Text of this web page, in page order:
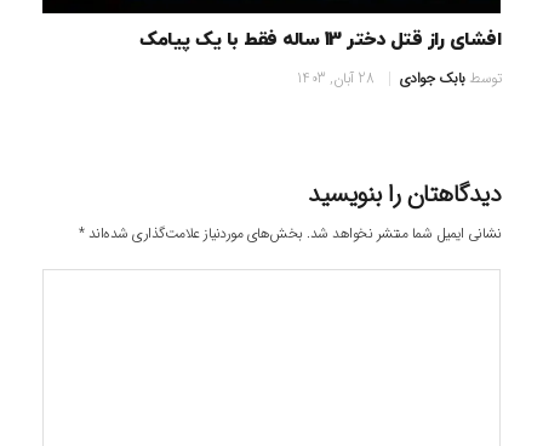
افشای راز قتل دختر 13 ساله فقط با یک پیامک
توسطبابک جوادی 28 آبان, 1403
دیدگاهتان را بنویسید
نشانی ایمیل شما منتشر نخواهد شد. بخش‌های موردنیاز علامت‌گذاری شده‌اند*